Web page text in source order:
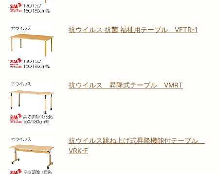
抗ウイルス 抗菌 福祉用テーブル VFTR-1
抗ウイルス 昇降式テーブル VMRT
抗ウイルス跳ね上げ式昇降機能付テーブル
VRK-F